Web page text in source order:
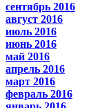
сентябрь 2016
август 2016
июль 2016
июнь 2016
май 2016
апрель 2016
март 2016
февраль 2016